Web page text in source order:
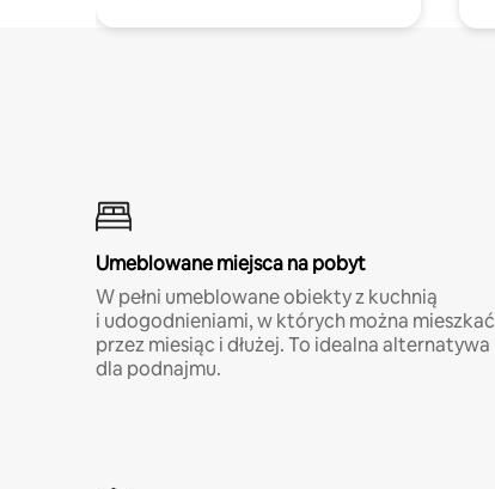
Umeblowane miejsca na pobyt
W pełni umeblowane obiekty z kuchnią
i udogodnieniami, w których można mieszkać
przez miesiąc i dłużej. To idealna alternatywa
dla podnajmu.